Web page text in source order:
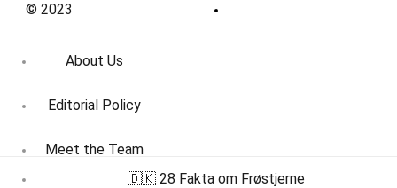
© 2023
About Us
Editorial Policy
Meet the Team
🇩🇰 28 Fakta om Frøstjerne